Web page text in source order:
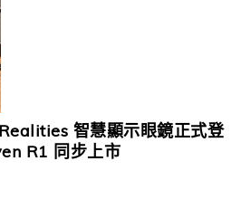
智慧顯示眼鏡正式登
R1 同步上市